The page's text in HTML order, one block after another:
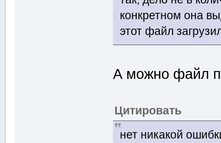
конкретном она
этот файл
А можно файл
Цитировать
нет никакой